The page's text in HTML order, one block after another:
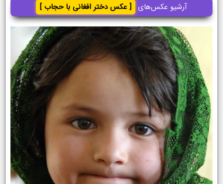
آرشیو عکس‌های [ عکس دختر افغانی با حجاب ]